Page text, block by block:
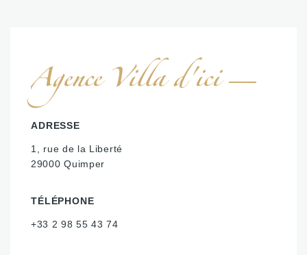
Agence Villa d'ici
ADRESSE
1, rue de la Liberté
29000 Quimper
TÉLÉPHONE
+33 2 98 55 43 74